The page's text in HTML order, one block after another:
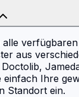
aus
einfach Ihre
Standort ein.